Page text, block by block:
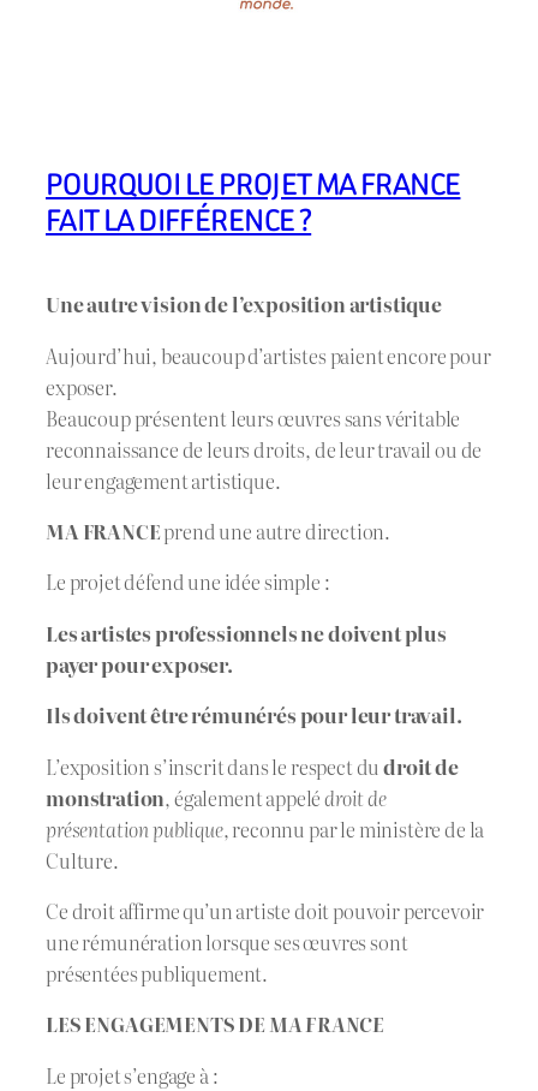
POURQUOI LE PROJET MA FRANCE
FAIT LA DIFFÉRENCE ?
Une autre vision de l’exposition artistique
Aujourd’hui, beaucoup d’artistes paient encore pour
exposer.
Beaucoup présentent leurs œuvres sans véritable
reconnaissance de leurs droits, de leur travail ou de
leur engagement artistique.
MA FRANCEprend une autre direction.
Le projet défend une idée simple :
Les artistes professionnels ne doivent plus
payer pour exposer.
Ils doivent être rémunérés pour leur travail.
L’exposition s’inscrit dans le respect dudroit de
monstration, également appelédroit de
présentation publique, reconnu par le ministère de la
Culture.
Ce droit affirme qu’un artiste doit pouvoir percevoir
une rémunération lorsque ses œuvres sont
présentées publiquement.
LES ENGAGEMENTS DEMA FRANCE
Le projet s’engage à :